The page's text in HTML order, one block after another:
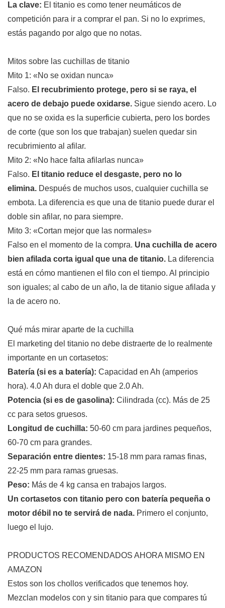
La clave: El titanio es como tener neumáticos de
competición para ir a comprar el pan. Si no lo exprimes,
estás pagando por algo que no notas.
Mitos sobre las cuchillas de titanio
Mito 1: «No se oxidan nunca»
Falso. El recubrimiento protege, pero si se raya, el
acero de debajo puede oxidarse. Sigue siendo acero. Lo
que no se oxida es la superficie cubierta, pero los bordes
de corte (que son los que trabajan) suelen quedar sin
recubrimiento al afilar.
Mito 2: «No hace falta afilarlas nunca»
Falso. El titanio reduce el desgaste, pero no lo
elimina. Después de muchos usos, cualquier cuchilla se
embota. La diferencia es que una de titanio puede durar el
doble sin afilar, no para siempre.
Mito 3: «Cortan mejor que las normales»
Falso en el momento de la compra. Una cuchilla de acero
bien afilada corta igual que una de titanio. La diferencia
está en cómo mantienen el filo con el tiempo. Al principio
son iguales; al cabo de un año, la de titanio sigue afilada y
la de acero no.
Qué más mirar aparte de la cuchilla
El marketing del titanio no debe distraerte de lo realmente
importante en un cortasetos:
Batería (si es a batería): Capacidad en Ah (amperios
hora). 4.0 Ah dura el doble que 2.0 Ah.
Potencia (si es de gasolina): Cilindrada (cc). Más de 25
cc para setos gruesos.
Longitud de cuchilla: 50-60 cm para jardines pequeños,
60-70 cm para grandes.
Separación entre dientes: 15-18 mm para ramas finas,
22-25 mm para ramas gruesas.
Peso: Más de 4 kg cansa en trabajos largos.
Un cortasetos con titanio pero con batería pequeña o
motor débil no te servirá de nada. Primero el conjunto,
luego el lujo.
PRODUCTOS RECOMENDADOS AHORA MISMO EN
AMAZON
Estos son los chollos verificados que tenemos hoy.
Mezclan modelos con y sin titanio para que compares tú